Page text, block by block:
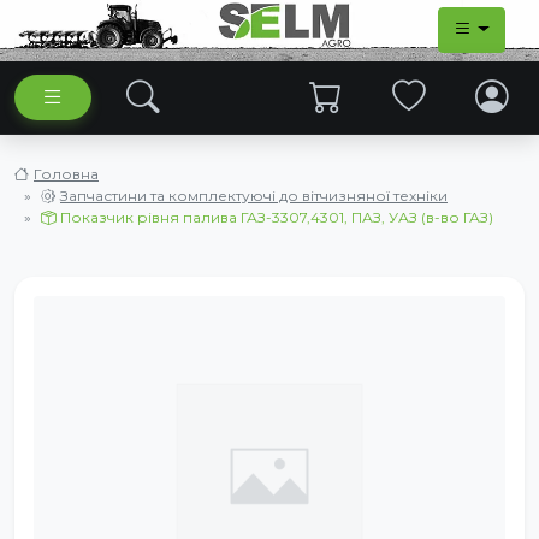
Головна
Запчастини та комплектуючі до вітчизняної техніки
Показчик рівня палива ГАЗ-3307,4301, ПАЗ, УАЗ (в-во ГАЗ)